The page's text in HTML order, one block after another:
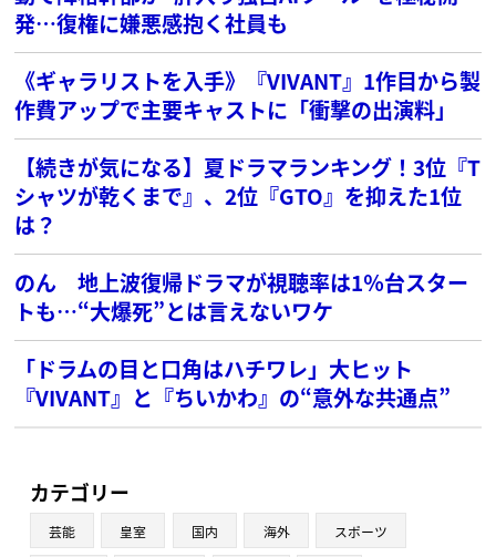
発…復権に嫌悪感抱く社員も
《ギャラリストを入手》『VIVANT』1作目から製
作費アップで主要キャストに「衝撃の出演料」
【続きが気になる】夏ドラマランキング！3位『T
シャツが乾くまで』、2位『GTO』を抑えた1位
は？
のん 地上波復帰ドラマが視聴率は1％台スター
トも…“大爆死”とは言えないワケ
「ドラムの目と口角はハチワレ」大ヒット
『VIVANT』と『ちいかわ』の“意外な共通点”
カテゴリー
芸能 皇室 国内 海外 スポーツ